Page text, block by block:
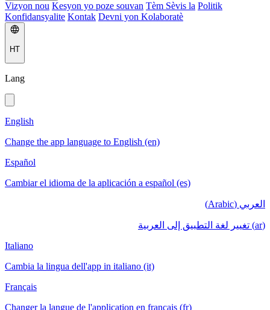
Vizyon nou Kesyon yo poze souvan Tèm Sèvis la Politik
Konfidansyalite Kontak Devni yon Kolaboratè
HT
Lang
English
Change the app language to English (en)
Español
Cambiar el idioma de la aplicación a español (es)
العربي (Arabic)
(ar) تغيير لغة التطبيق إلى العربية
Italiano
Cambia la lingua dell'app in italiano (it)
Français
Changer la langue de l'application en français (fr)